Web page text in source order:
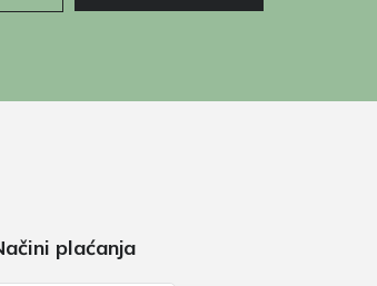
plaćanja